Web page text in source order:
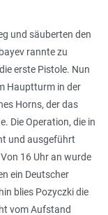
und säuberten den
rannte zu
erste Pistole. Nun
Hauptturm in der
Horns, der das
Die Operation, die in
und ausgeführt
16 Uhr an wurde
ein Deutscher
blies Pozyczki die
vom Aufstand